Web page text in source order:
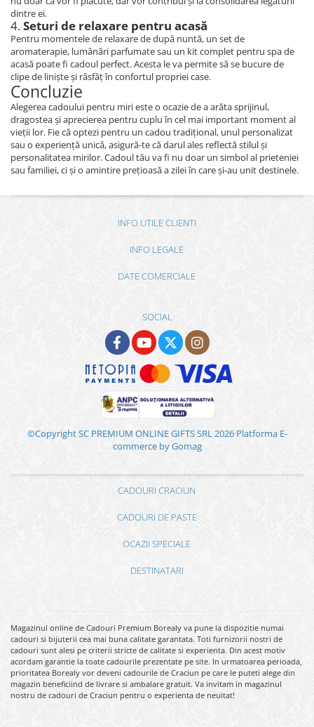
dintre ei.
4.Seturi de relaxare pentru acasă
Pentru momentele de relaxare de după nuntă, un set de
aromaterapie, lumânări parfumate sau un kit complet pentru spa de
acasă poate fi cadoul perfect. Acesta le va permite să se bucure de
clipe de liniște și răsfăț în confortul propriei case.
Concluzie
Alegerea cadoului pentru miri este o ocazie de a arăta sprijinul,
dragostea și aprecierea pentru cuplu în cel mai important moment al
vieții lor. Fie că optezi pentru un cadou tradițional, unul personalizat
sau o experiență unică, asigură-te că darul ales reflectă stilul și
personalitatea mirilor. Cadoul tău va fi nu doar un simbol al prieteniei
sau familiei, ci și o amintire prețioasă a zilei în care și-au unit destinele.
INFO UTILE CLIENTI
INFO LEGALE
DATE COMERCIALE
SOCIAL
©Copyright SC PREMIUM ONLINE GIFTS SRL 2026 Platforma E-
commerce by Gomag
CADOURI CRACIUN
CADOURI DE PASTE
OCAZII SPECIALE
DESTINATARI
Magazinul online de Cadouri Premium Borealy va pune la dispozitie numai
cadouri si bijuterii cea mai buna calitate garantata. Toti furnizorii nostri de
cadouri sunt alesi pe criterii stricte de calitate si experienta. Din acest motiv
acordam garantie la toate cadourile prezentate pe site. In urmatoarea perioada,
prioritatea Borealy vor deveni cadourile de Craciun pe care le puteti alege din
magazin beneficiind de livrare si ambalare gratuit. Va invitam in magazinul
nostru de cadouri de Craciun pentru o experienta de neuitat!